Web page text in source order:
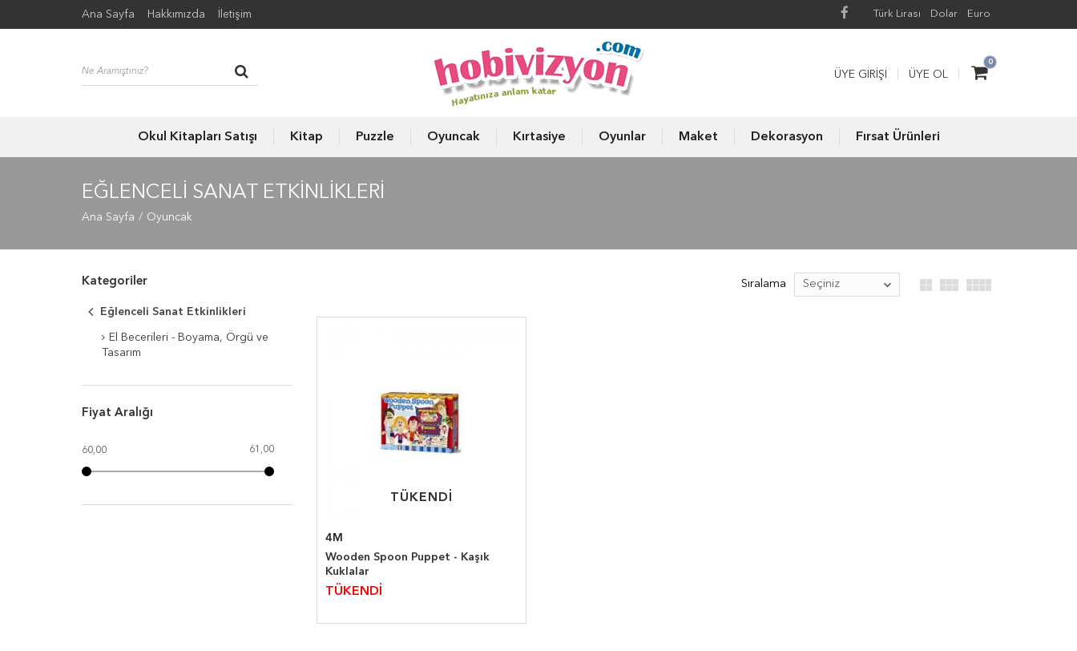
Ana Sayfa Hakkımızda İletişim Türk Lirası Dolar Euro
0
ÜYE GIRIŞI ÜYE OL
Okul Kitapları Satışı Kitap Puzzle Oyuncak Kırtasiye Oyunlar Maket Dekorasyon Fırsat Ürünleri
EĞLENCELI SANAT ETKINLIKLERI
Ana Sayfa Oyuncak
Kategoriler
Eğlenceli Sanat Etkinlikleri
El Becerileri - Boyama, Örgü ve
Tasarım
Fiyat Aralığı
60,00 61,00
Sıralama
TÜKENDİ
TÜKENDİ
4M
Wooden Spoon Puppet - Kaşık
Kuklalar
TÜKENDİ